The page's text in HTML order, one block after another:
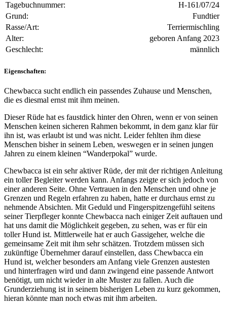
Tagebuchnummer:
H-161/07/24
Grund:
Fundtier
Rasse/Art:
Terriermischling
Alter:
geboren Anfang 2023
Geschlecht:
männlich
Eigenschaften:
Chewbacca sucht endlich ein passendes Zuhause und Menschen,
die es diesmal ernst mit ihm meinen.
Dieser Rüde hat es faustdick hinter den Ohren, wenn er von seinen
Menschen keinen sicheren Rahmen bekommt, in dem ganz klar für
ihn ist, was erlaubt ist und was nicht. Leider fehlten ihm diese
Menschen bisher in seinem Leben, weswegen er in seinen jungen
Jahren zu einem kleinen “Wanderpokal” wurde.
Chewbacca ist ein sehr aktiver Rüde, der mit der richtigen Anleitung
ein toller Begleiter werden kann. Anfangs zeigte er sich jedoch von
einer anderen Seite. Ohne Vertrauen in den Menschen und ohne je
Grenzen und Regeln erfahren zu haben, hatte er durchaus ernst zu
nehmende Absichten. Mit Geduld und Fingerspitzengefühl seitens
seiner Tierpfleger konnte Chewbacca nach einiger Zeit auftauen und
hat uns damit die Möglichkeit gegeben, zu sehen, was er für ein
toller Hund ist. Mittlerweile hat er auch Gassigeher, welche die
gemeinsame Zeit mit ihm sehr schätzen. Trotzdem müssen sich
zukünftige Übernehmer darauf einstellen, dass Chewbacca ein
Hund ist, welcher besonders am Anfang viele Grenzen austesten
und hinterfragen wird und dann zwingend eine passende Antwort
benötigt, um nicht wieder in alte Muster zu fallen. Auch die
Grunderziehung ist in seinem bisherigen Leben zu kurz gekommen,
hieran könnte man noch etwas mit ihm arbeiten.